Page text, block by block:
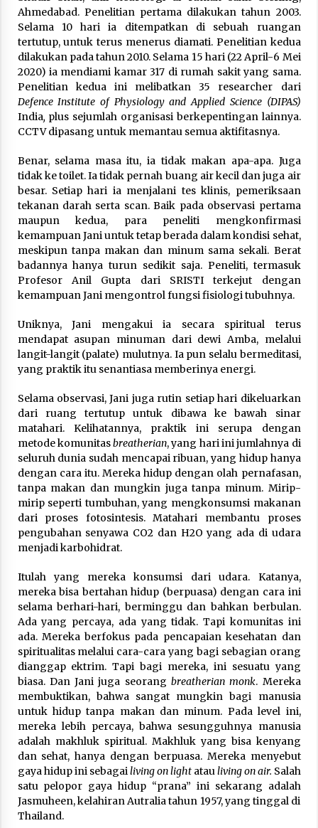
Ahmedabad. Penelitian pertama dilakukan tahun 2003.
Selama 10 hari ia ditempatkan di sebuah ruangan
tertutup, untuk terus menerus diamati. Penelitian kedua
dilakukan pada tahun 2010. Selama 15 hari (22 April-6 Mei
2020) ia mendiami kamar 317 di rumah sakit yang sama.
Penelitian kedua ini melibatkan 35 researcher dari
Defence Institute of Physiology and Applied Science (DIPAS)
India, plus sejumlah organisasi berkepentingan lainnya.
CCTV dipasang untuk memantau semua aktifitasnya.
Benar, selama masa itu, ia tidak makan apa-apa. Juga
tidak ke toilet. Ia tidak pernah buang air kecil dan juga air
besar. Setiap hari ia menjalani tes klinis, pemeriksaan
tekanan darah serta scan. Baik pada observasi pertama
maupun kedua, para peneliti mengkonfirmasi
kemampuan Jani untuk tetap berada dalam kondisi sehat,
meskipun tanpa makan dan minum sama sekali. Berat
badannya hanya turun sedikit saja. Peneliti, termasuk
Profesor Anil Gupta dari SRISTI terkejut dengan
kemampuan Jani mengontrol fungsi fisiologi tubuhnya.
Uniknya, Jani mengakui ia secara spiritual terus
mendapat asupan minuman dari dewi Amba, melalui
langit-langit (palate) mulutnya. Ia pun selalu bermeditasi,
yang praktik itu senantiasa memberinya energi.
Selama observasi, Jani juga rutin setiap hari dikeluarkan
dari ruang tertutup untuk dibawa ke bawah sinar
matahari. Kelihatannya, praktik ini serupa dengan
metode komunitasbreatherian, yang hari ini jumlahnya di
seluruh dunia sudah mencapai ribuan, yang hidup hanya
dengan cara itu. Mereka hidup dengan olah pernafasan,
tanpa makan dan mungkin juga tanpa minum. Mirip-
mirip seperti tumbuhan, yang mengkonsumsi makanan
dari proses fotosintesis. Matahari membantu proses
pengubahan senyawa CO2 dan H2O yang ada di udara
menjadi karbohidrat.
Itulah yang mereka konsumsi dari udara. Katanya,
mereka bisa bertahan hidup (berpuasa) dengan cara ini
selama berhari-hari, berminggu dan bahkan berbulan.
Ada yang percaya, ada yang tidak. Tapi komunitas ini
ada. Mereka berfokus pada pencapaian kesehatan dan
spiritualitas melalui cara-cara yang bagi sebagian orang
dianggap ektrim. Tapi bagi mereka, ini sesuatu yang
biasa. Dan Jani juga seorang breatherian monk. Mereka
membuktikan, bahwa sangat mungkin bagi manusia
untuk hidup tanpa makan dan minum. Pada level ini,
mereka lebih percaya, bahwa sesungguhnya manusia
adalah makhluk spiritual. Makhluk yang bisa kenyang
dan sehat, hanya dengan berpuasa. Mereka menyebut
gaya hidup ini sebagailiving on lightatauliving on air. Salah
satu pelopor gaya hidup “prana” ini sekarang adalah
Jasmuheen, kelahiran Autralia tahun 1957, yang tinggal di
Thailand.